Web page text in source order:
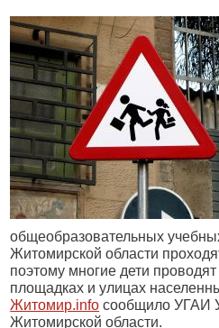
общеобразовательных
Житомирской области
поэтому многие дети
площадках и улицах
Житомир.info сообщило УГАИ
Житомирской области.